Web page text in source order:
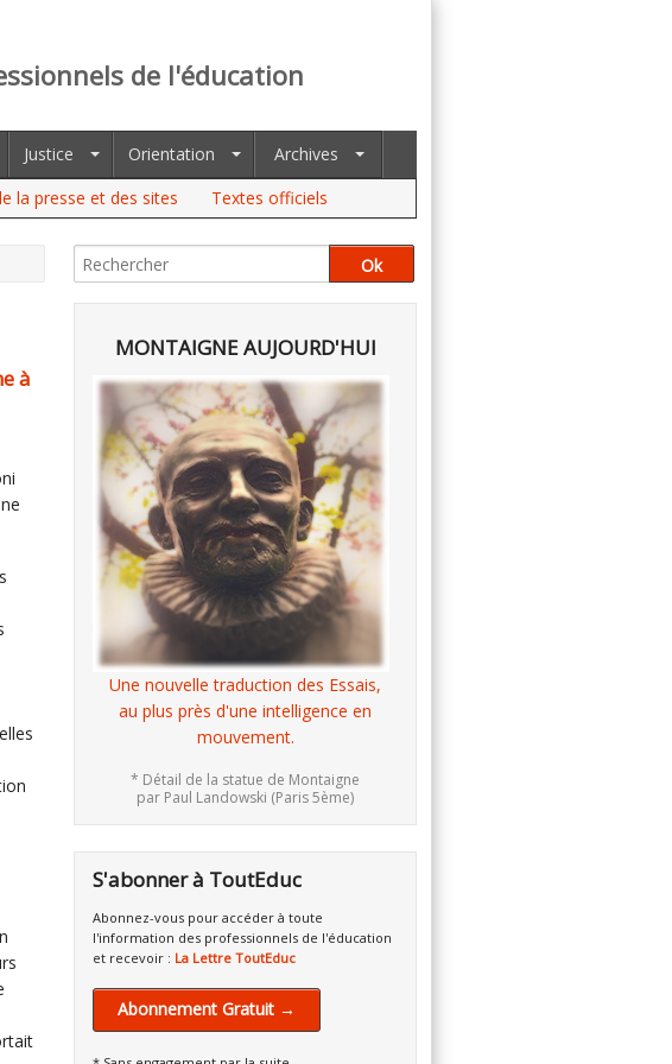
de l'éducation
Justice Orientation
Archives
la presse et des sites Textes officiels
à
MONTAIGNE AUJOURD'HUI
Une nouvelle traduction des Essais,
au plus près d'une intelligence en
mouvement.
* Détail de la statue de Montaigne
par Paul Landowski (Paris 5ème)
S'abonner à ToutEduc
Abonnez-vous pour accéder à toute
l'information des professionnels de l'éducation
et recevoir : La Lettre ToutEduc
Abonnement Gratuit →